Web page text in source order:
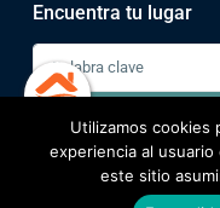
Encuentra tu lugar
Utilizamos cookies
experiencia al
este sitio